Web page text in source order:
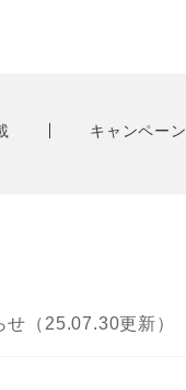
キャンペーン
（25.07.30更新）